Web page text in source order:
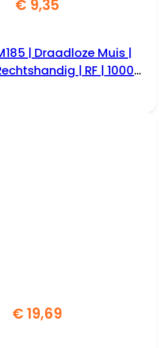
€9,35
| Draadloze Muis |
| RF | 1000
€19,69